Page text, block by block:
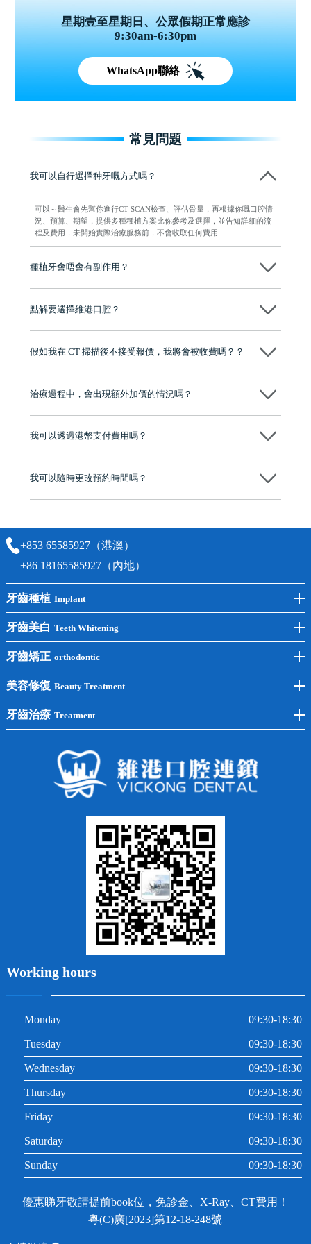
星期壹至星期日、公眾假期正常應診
9:30am-6:30pm
WhatsApp聯絡
常見問題
我可以自行選擇种牙嘅方式嗎？
可以～醫生會先幫你進行CT SCAN檢查、評估骨量，再根據你嘅口腔情
況、預算、期望，提供多種種植方案比你參考及選擇，並告知詳細的流
程及費用，未開始實際治療服務前，不會收取任何費用
種植牙會唔會有副作用？
维港口腔種植術前會有專家醫生評估且出具植牙方案，術中使用微創植
作，會最大化避免一切副作用。
點解要選擇維港口腔？
牌」、「2025香港企業領袖品牌」，是諾貝爾種植系統全球放心植牙中
至今已服務超過三十個國家和地區的顧客，受到粵港澳大灣區及周邊城
有咨詢及服務保障中心，有任何問題都可以隨時預約免費咨詢，讓人十
假如我在 CT 掃描後不接受報價，我將會被收費嗎？？
治療過程中，會出現額外加價的情況嗎？
我可以透過港幣支付費用嗎？
可以。維港口腔會按照當日匯率轉算收取費用，而匯率會及時告知客人
我可以隨時更改預約時間嗎？
+853 65585927（港澳）
+86 18165585927（內地）
牙齒種植 Implant
前牙種植
後牙種植
單顆種植
半口種植
全口種植
牙齒美白 Teeth Whitening
冷光美白
洗牙
黃黑牙
四環素牙
常見問題
牙齒矯正 orthodontic
牙齒矯正
兒童矯正
牙列不齊
美容修復 Beauty Treatment
全瓷牙
牙齒治療 Treatment
Working hours
Monday 09:30-18:30
Tuesday 09:30-18:30
Wednesday 09:30-18:30
Thursday 09:30-18:30
Friday 09:30-18:30
Saturday 09:30-18:30
Sunday 09:30-18:30
優惠睇牙敬請提前book位，免診金、X-Ray、CT費用！
粵(C)廣[2023]第12-18-248號